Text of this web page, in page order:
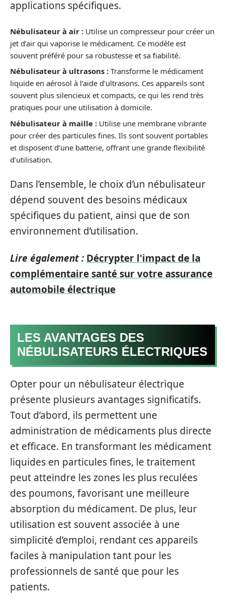
applications spécifiques.
Nébulisateur à air : Utilise un compresseur pour créer un
jet d’air qui vaporise le médicament. Ce modèle est
souvent préféré pour sa robustesse et sa fiabilité.
Nébulisateur à ultrasons : Transforme le médicament
liquide en aérosol à l’aide d’ultrasons. Ces appareils sont
souvent plus silencieux et compacts, ce qui les rend très
pratiques pour une utilisation à domicile.
Nébulisateur à maille : Utilise une membrane vibrante
pour créer des particules fines. Ils sont souvent portables
et disposent d’une batterie, offrant une grande flexibilité
d’utilisation.
Dans l’ensemble, le choix d’un nébulisateur
dépend souvent des besoins médicaux
spécifiques du patient, ainsi que de son
environnement d’utilisation.
Lire également : Décrypter l'impact de la
complémentaire santé sur votre assurance
automobile électrique
LES AVANTAGES DES
NÉBULISATEURS ÉLECTRIQUES
Opter pour un nébulisateur électrique
présente plusieurs avantages significatifs.
Tout d’abord, ils permettent une
administration de médicaments plus directe
et efficace. En transformant les médicament
liquides en particules fines, le traitement
peut atteindre les zones les plus reculées
des poumons, favorisant une meilleure
absorption du médicament. De plus, leur
utilisation est souvent associée à une
simplicité d’emploi, rendant ces appareils
faciles à manipulation tant pour les
professionnels de santé que pour les
patients.